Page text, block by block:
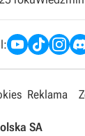
Reklama
SA